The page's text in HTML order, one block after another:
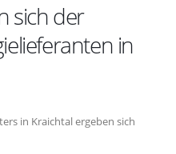
sich der
in
in Kraichtal ergeben sich